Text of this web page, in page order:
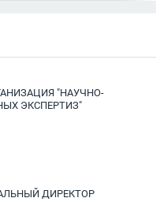
"НАУЧНО-
ЭКСПЕРТИЗ"
ДИРЕКТОР